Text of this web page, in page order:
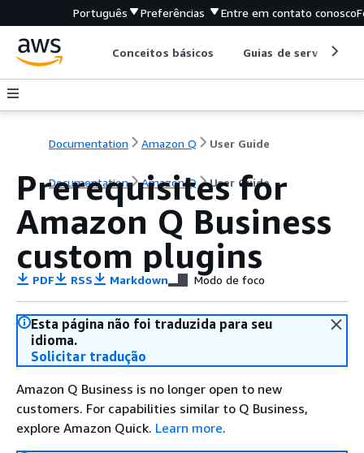
Português Preferências Entre em contato conosco
Conceitos básicos Guias de serviço
Documentation Amazon Q User Guide
Documentation Amazon Q User Guide
Prerequisites for
Amazon Q Business
custom plugins
PDF RSS Markdown Modo de foco
Esta página não foi traduzida para seu
idioma.
Solicitar tradução
Amazon Q Business is no longer open to new
customers. For capabilities similar to Q Business,
explore Amazon Quick. Learn more.